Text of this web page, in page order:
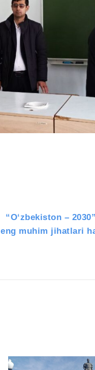
“O‘zbekiston –
eng muhim jihatlari